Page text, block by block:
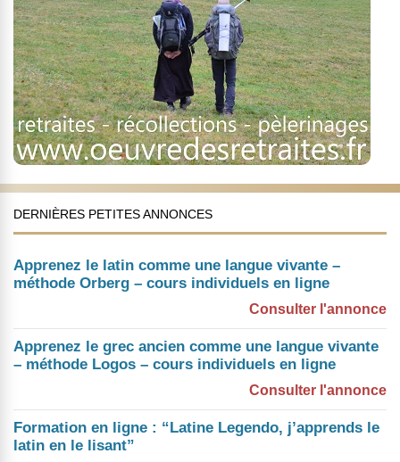
DERNIÈRES PETITES ANNONCES
Apprenez le latin comme une langue vivante –
méthode Orberg – cours individuels en ligne
Consulter l'annonce
Apprenez le grec ancien comme une langue vivante
– méthode Logos – cours individuels en ligne
Consulter l'annonce
Formation en ligne : “Latine Legendo, j’apprends le
latin en le lisant”